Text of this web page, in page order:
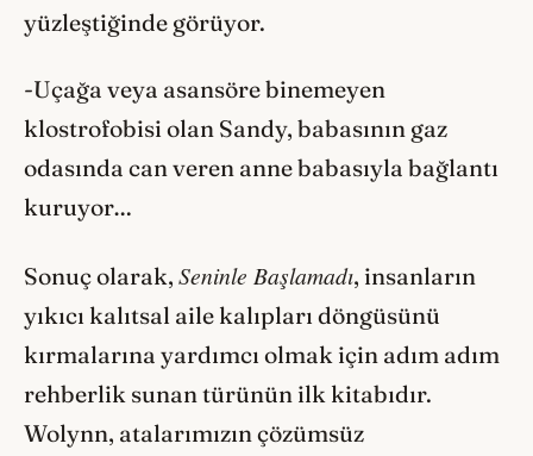
yüzleştiğinde görüyor.
-Uçağa veya asansöre binemeyen
klostrofobisi olan Sandy, babasının gaz
odasında can veren anne babasıyla bağlantı
kuruyor…
Sonuç olarak, Seninle Başlamadı, insanların
yıkıcı kalıtsal aile kalıpları döngüsünü
kırmalarına yardımcı olmak için adım adım
rehberlik sunan türünün ilk kitabıdır.
Wolynn, atalarımızın çözümsüz